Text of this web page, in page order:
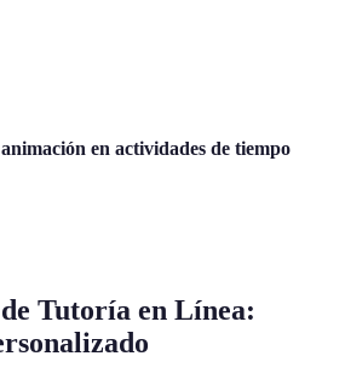
en actividades de tiempo
Tutoría en Línea: